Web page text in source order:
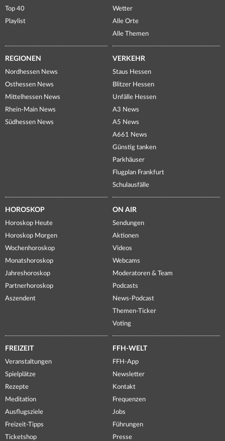
Top 40
Playlist
Wetter
Alle Orte
Alle Themen
REGIONEN
Nordhessen News
Osthessen News
Mittelhessen News
Rhein-Main News
Südhessen News
VERKEHR
Staus Hessen
Blitzer Hessen
Unfälle Hessen
A3 News
A5 News
A661 News
Günstig tanken
Parkhäuser
Flugplan Frankfurt
Schulausfälle
HOROSKOP
Horoskop Heute
Horoskop Morgen
Wochenhoroskop
Monatshoroskop
Jahreshoroskop
Partnerhoroskop
Aszendent
ON AIR
Sendungen
Aktionen
Videos
Webcams
Moderatoren & Team
Podcasts
News-Podcast
Themen-Ticker
Voting
FREIZEIT
Veranstaltungen
Spielplätze
Rezepte
Meditation
Ausflugsziele
Freizeit-Tipps
Ticketshop
FFH-WELT
FFH-App
Newsletter
Kontakt
Frequenzen
Jobs
Führungen
Presse